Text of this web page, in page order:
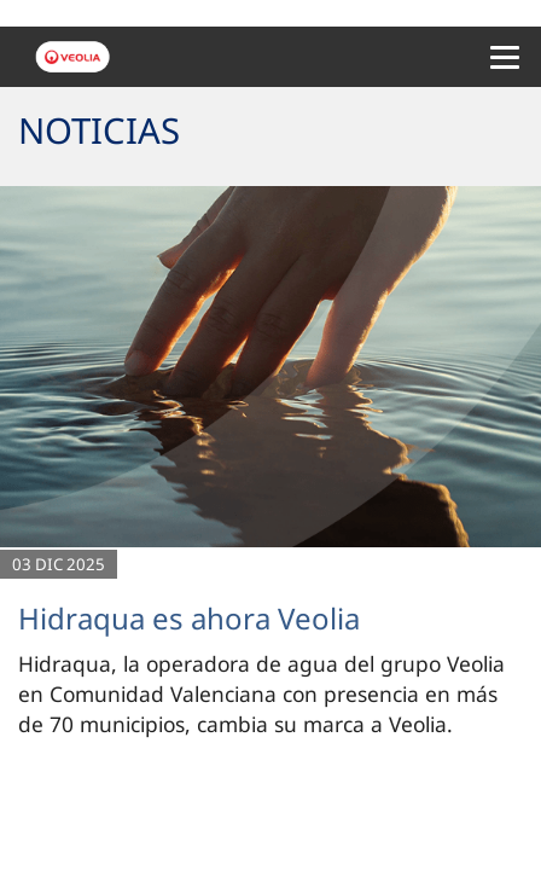
NOTICIAS
03 DIC 2025
Hidraqua es ahora Veolia
Hidraqua, la operadora de agua del grupo Veolia
en Comunidad Valenciana con presencia en más
de 70 municipios, cambia su marca a Veolia.